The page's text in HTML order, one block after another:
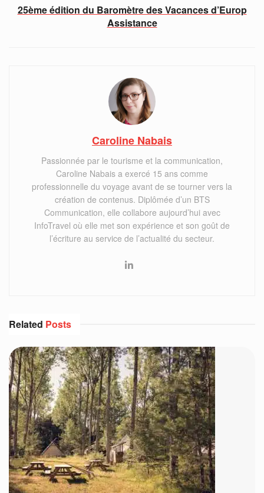
25ème édition du Baromètre des Vacances d’Europ
Assistance
Caroline Nabais
Passionnée par le tourisme et la communication,
Caroline Nabais a exercé 15 ans comme
professionnelle du voyage avant de se tourner vers la
création de contenus. Diplômée d’un BTS
Communication, elle collabore aujourd’hui avec
InfoTravel où elle met son expérience et son goût de
l’écriture au service de l’actualité du secteur.
Related Posts